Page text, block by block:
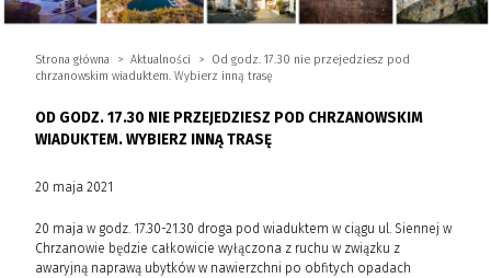
Strona główna Aktualności
Od godz. 17.30 nie przejedziesz pod
chrzanowskim wiaduktem. Wybierz inną trasę
OD GODZ. 17.30 NIE PRZEJEDZIESZ POD CHRZANOWSKIM
WIADUKTEM. WYBIERZ INNĄ TRASĘ
20 maja 2021
20 maja w godz. 17.30-21.30 droga pod wiaduktem w ciągu ul. Siennej w
Chrzanowie będzie całkowicie wyłączona z ruchu w związku z
awaryjną naprawą ubytków w nawierzchni po obfitych opadach